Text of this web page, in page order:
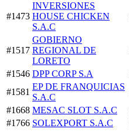
#1473
INVERSIONES
HOUSE CHICKEN
S.A.C
#1517
GOBIERNO
REGIONAL DE
LORETO
#1546 DPP CORP S.A
#1581
EP DE FRANQUICIAS
S.A.C
#1668 MESAC SLOT S.A.C
#1766 SOLEXPORT S.A.C